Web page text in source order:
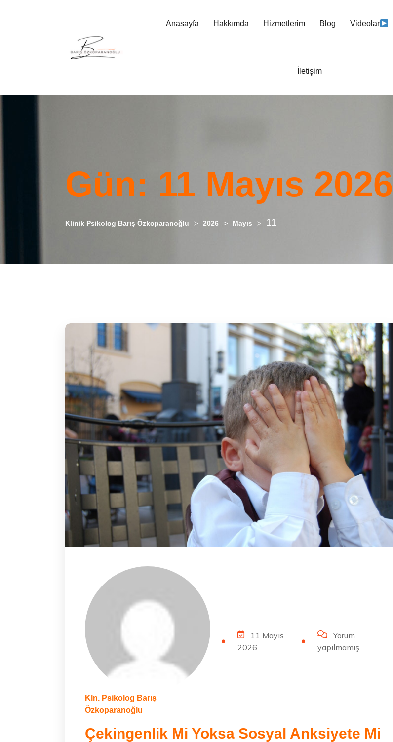
Anasayfa Hakkımda Hizmetlerim Blog Videolar
İletişim
Gün: 11 Mayıs 2026
Klinik Psikolog Barış Özkoparanoğlu > 2026 > Mayıs > 11
Kln. Psikolog Barış
Özkoparanoğlu
11 Mayıs
2026
Yorum
yapılmamış
Çekingenlik Mi Yoksa Sosyal Anksiyete Mi